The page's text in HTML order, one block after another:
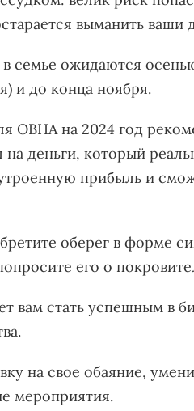
выманить ваши
семье ожидаются
и до конца ноября.
ОВНА на 2024 год
деньги, который
прибыль и
оберег в форме
его о
стать успешным в
на свое обаяние,
мероприятия.